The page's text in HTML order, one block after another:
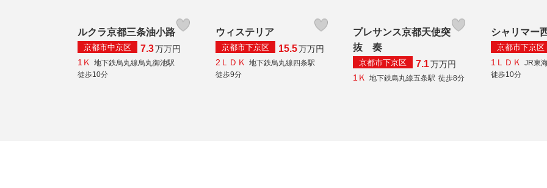
ルクラ京都三条油小路
京都市中京区 7.3万万円
1Ｋ
地下鉄烏丸線烏丸御池駅
徒歩10分
ウィステリア
京都市下京区 15.5万万円
2ＬＤＫ
地下鉄烏丸線四条駅
徒歩9分
プレサンス京都天使突
抜 奏
京都市下京区 7.1万万円
1Ｋ
地下鉄烏丸線五条駅 徒歩8分
シャリマー
京都市下京区
1ＬＤＫ
JR東
徒歩10分